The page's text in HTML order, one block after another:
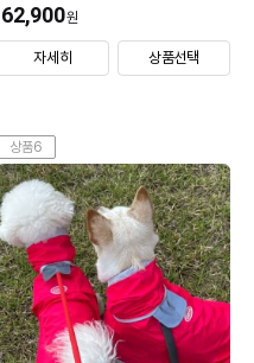
62,900원
자세히 상품선택
상품6